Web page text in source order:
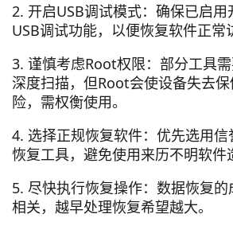
2. 开启USB调试模式：确保已启用
USB调试功能，以便恢复软件正常
3. 谨慎考虑Root权限：部分工具
深度扫描，但Root会使设备失去
险，需权衡使用。
4. 选择正规恢复软件：优先选用
恢复工具，避免使用来历不明软件
5. 尽快执行恢复操作：数据恢复
相关，越早处理恢复希望越大。